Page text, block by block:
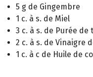
5 g de Gingembre
1 c. à s. de Miel
3 c. à s. de Purée de
2 c. à s. de Vinaigre
1 c. à c de Huile de